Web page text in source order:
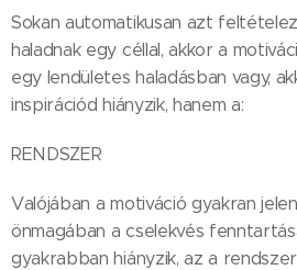
Sokan automatikusan azt
haladnak egy céllal, akkor a
egy lendületes haladásban vagy,
inspirációd hiányzik, hanem a:
RENDSZER
Valójában a motiváció gyakran
önmagában a cselekvés
gyakrabban hiányzik, az a